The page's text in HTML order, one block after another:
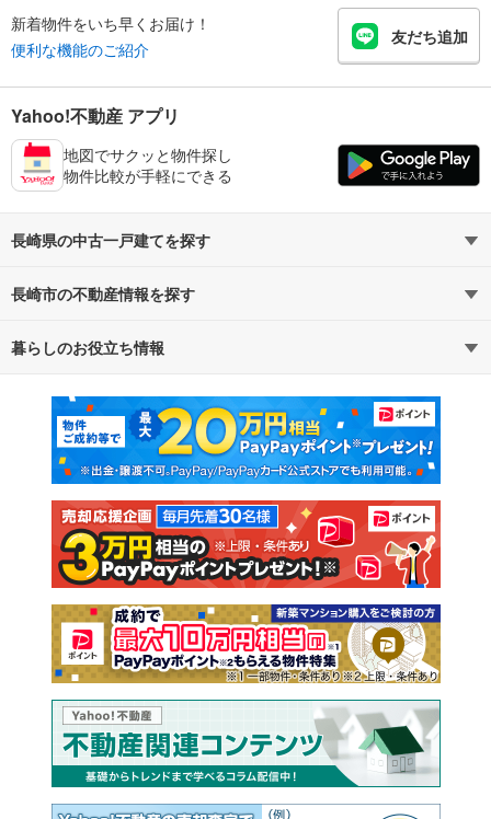
新着物件をいち早くお届け！
便利な機能のご紹介
友だち追加
Yahoo!不動産 アプリ
地図でサクッと物件探し
物件比較が手軽にできる
長崎県の中古一戸建てを探す
路線・駅から探す
通勤・通学時間から探す
長崎市の不動産情報を探す
不動産・住宅
新築マンション 中古マンション
新築一戸建て 中古一戸建て
注文住宅 土地
売却査定
暮らしのお役立ち情報
マンションカタログ 教えて！住まいの先生